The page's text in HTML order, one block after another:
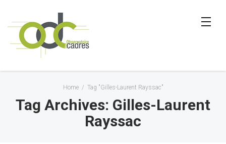
Home / Tag "Gilles-Laurent Rayssac"
Tag Archives: Gilles-Laurent
Rayssac